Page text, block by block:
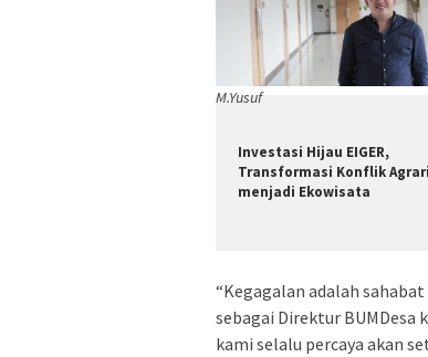
M.Yusuf
Investasi Hijau EIGER,
Transformasi Konflik
menjadi Ekowisata
“Kegagalan adalah
sebagai Direktur BUMDesa
kami selalu percaya akan